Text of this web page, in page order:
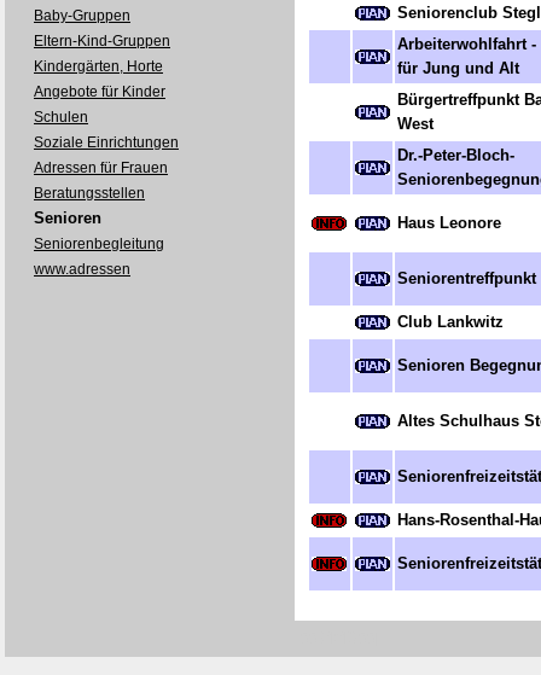
Baby-Gruppen
Eltern-Kind-Gruppen
Kindergärten, Horte
Angebote für Kinder
Schulen
Soziale Einrichtungen
Adressen für Frauen
Beratungsstellen
Senioren
Seniorenbegleitung
www.adressen
Seniorenclub
Arbeiterwohlfahrt -
für Jung und Alt
Bürgertreffpunkt
West
Dr.-Peter-Bloch-
Haus Leonore
Seniorentreffpunkt
Club Lankwitz
Senioren
Altes Schulhaus
Hans-Rosenthal-